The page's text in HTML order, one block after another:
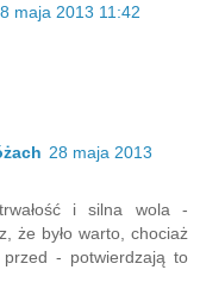
maja 2013 11:42
28 maja 2013
i silna wola -
że było warto, chociaż
przed - potwierdzają to